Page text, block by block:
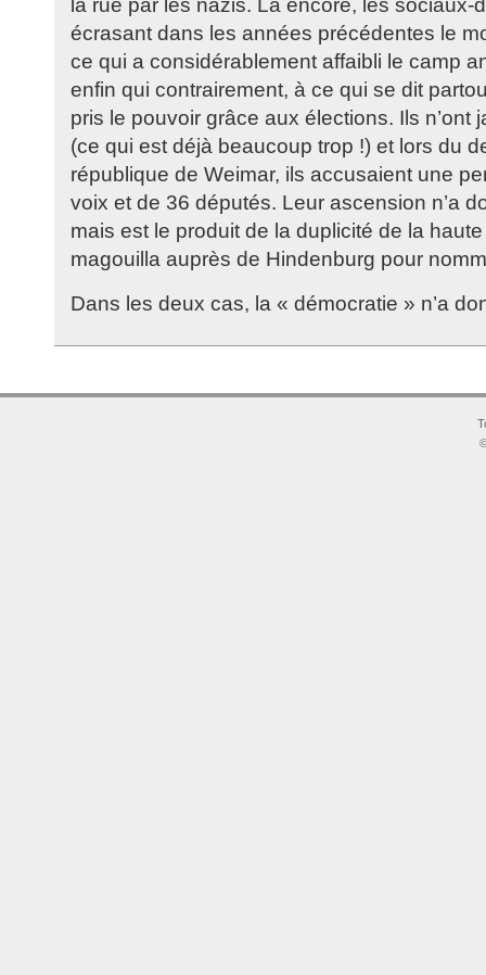
la rue par les nazis. Là encore, les sociaux-
écrasant dans les années précédentes le
ce qui a considérablement affaibli le camp
enfin qui contrairement, à ce qui se dit
pris le pouvoir grâce aux élections. Ils n’ont
(ce qui est déjà beaucoup trop !) et lors du
république de Weimar, ils accusaient une
voix et de 36 députés. Leur ascension n’a
mais est le produit de la duplicité de la
magouilla auprès de Hindenburg pour
Dans les deux cas, la « démocratie » n’a